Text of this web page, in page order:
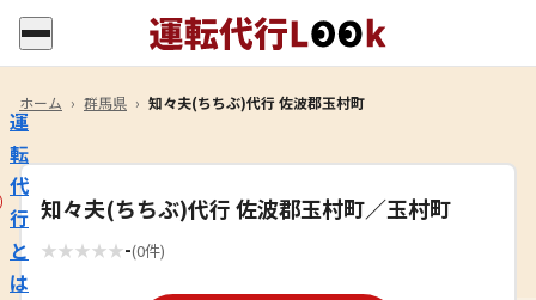
運
転
代
行
と
は
ホーム › 群馬県 › 知々夫(ちちぶ)代行 佐波郡玉村町
知々夫(ちちぶ)代行 佐波郡玉村町／玉村町
★★★★★-(0件)